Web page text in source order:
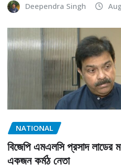
Deependra Singh
NATIONAL
বিজেপি এমএলসি প্রসাদ লাডের
একজন কর্মঠ নেতা